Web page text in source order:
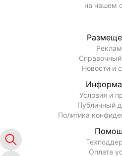
на нашем
Новости и
Условия и
Публичный
Политика
Оплата